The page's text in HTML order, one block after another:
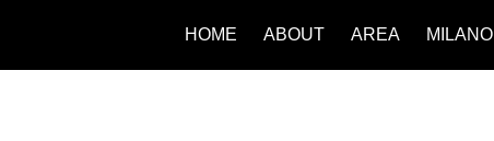
HOME ABOUT AREA MILANO